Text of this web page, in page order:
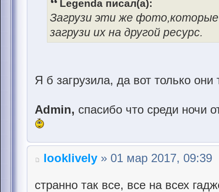
Legenda писал(а):
Загрузи эти же
загрузи их на другой ресурс.
Я б загрузила, да вот только
Admin, спасибо что среди ночи
looklively » 01 мар 2017, 09:39
странно так все, все на всех